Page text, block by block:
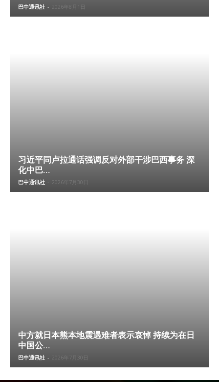
巴中通讯社 - 2026年8月1日
习近平同卢拉通话强调反对外部干涉巴西事务 深
化中巴...
巴中通讯社 - 2026年7月30日
中方就日本熊本地震遇难者表示哀悼 持续为在日
中国公...
巴中通讯社 - 2026年7月30日